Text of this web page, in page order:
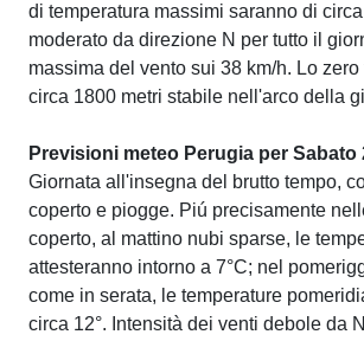
di temperatura massimi saranno di
moderato da direzione N per tutto il
massima del vento sui 38 km/h. Lo zero
circa 1800 metri stabile nell'arco della
Previsioni meteo Perugia per Sabato
Giornata all'insegna del brutto tempo,
coperto e piogge. Piú precisamente
coperto, al mattino nubi sparse, le
attesteranno intorno a 7°C; nel
come in serata, le temperature
circa 12°. Intensità dei venti debole da